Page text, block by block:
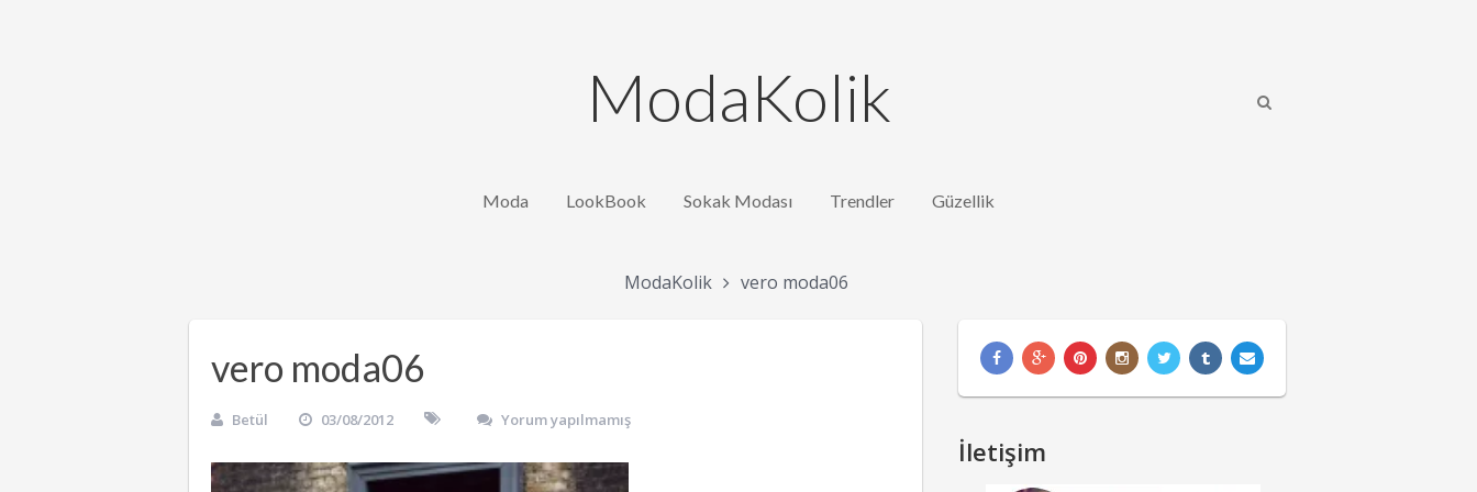
ModaKolik
Moda LookBook Sokak Modası Trendler Güzellik
ModaKolik vero moda06
vero moda06
Betül 03/08/2012 Yorum yapılmamış
İletişim